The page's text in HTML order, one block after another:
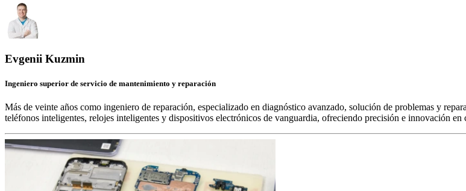
Evgenii Kuzmin
Ingeniero superior de servicio de mantenimiento y reparación
Más de veinte años como ingeniero de reparación, especializado en diagnóstico avanzado, solución de problemas y
teléfonos inteligentes, relojes inteligentes y dispositivos electrónicos de vanguardia, ofreciendo precisión e innovación en